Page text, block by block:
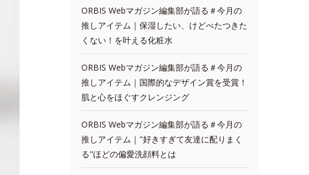
ORBIS Webマガジン編集部が語る＃今月の
推しアイテム｜保湿したい、けどべたつきた
くない！を叶える化粧水
ORBIS Webマガジン編集部が語る＃今月の
推しアイテム｜国際的なデザイン賞を受賞！
肌と心をほぐすクレンジング
ORBIS Webマガジン編集部が語る＃今月の
推しアイテム｜"好きすぎて友達に配りまく
る"ほどの偏愛洗顔料とは